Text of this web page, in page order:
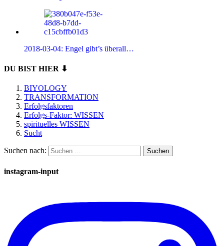
2018-03-04: Engel gibt’s überall…
DU BIST HIER ⬇
BIYOLOGY
TRANSFORMATION
Erfolgsfaktoren
Erfolgs-Faktor: WISSEN
spirituelles WISSEN
Sucht
Suchen nach:
instagram-input